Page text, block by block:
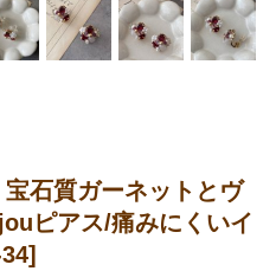
石質ガーネットとヴ
ピアス/痛みにくいイ